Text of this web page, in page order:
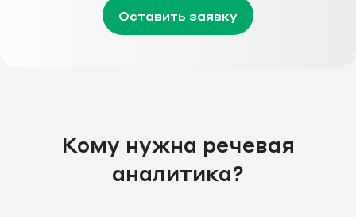
Оставить заявку
Кому нужна речевая
аналитика?